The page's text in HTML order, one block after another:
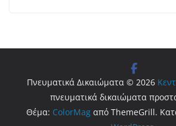
Πνευματικά Δικαιώματα © 2026
πνευματικά δικαιώματα
Θέμα: ColorMag από ThemeGrill.